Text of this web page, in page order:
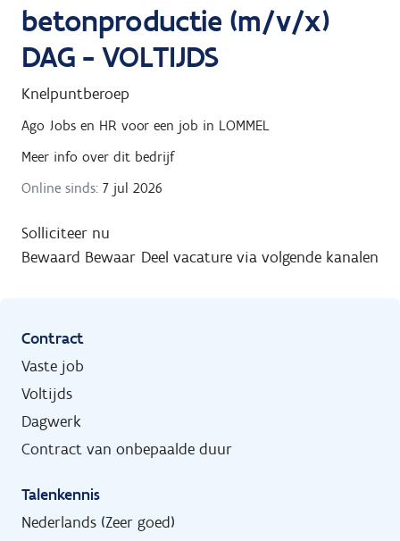
betonproductie (m/v/x)
DAG - VOLTIJDS
Knelpuntberoep
Ago Jobs en HR voor een job in LOMMEL
Meer info over dit bedrijf
Online sinds: 7 jul 2026
Solliciteer nu
Bewaard Bewaar Deel vacature via volgende kanalen
Contract
Vaste job
Voltijds
Dagwerk
Contract van onbepaalde duur
Talenkennis
Nederlands (Zeer goed)